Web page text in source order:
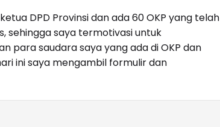
DPD Provinsi dan ada 60 OKP yang telah
sehingga saya termotivasi untuk
para saudara saya yang ada di OKP dan
ini saya mengambil formulir dan